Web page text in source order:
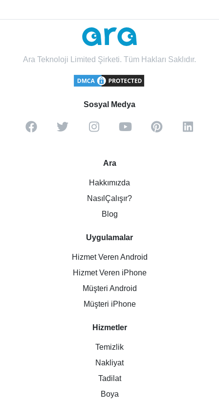
Ara Teknoloji Limited Şirketi. Tüm Hakları Saklıdır.
Sosyal Medya
Ara
Hakkımızda
NasılÇalışır?
Blog
Uygulamalar
Hizmet Veren Android
Hizmet Veren iPhone
Müşteri Android
Müşteri iPhone
Hizmetler
Temizlik
Nakliyat
Tadilat
Boya